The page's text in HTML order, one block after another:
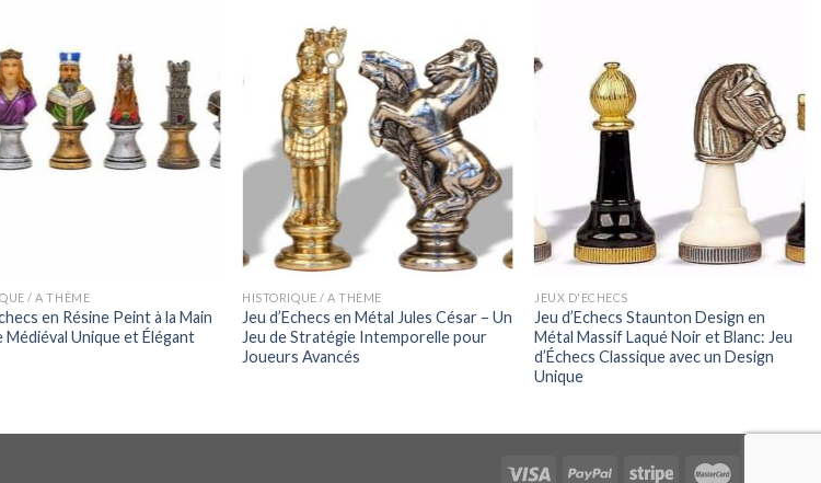
/ A THÈME
en Résine Peint à la Main
Médiéval Unique et Élégant
HISTORIQUE / A THÈME
Jeu d’Echecs en Métal Jules César – Un
Jeu de Stratégie Intemporelle pour
Joueurs Avancés
JEUX D'ECHECS
Jeu d’Echecs Staunton Design en
Métal Massif Laqué Noir et Blanc: Jeu
d’Échecs Classique avec un Design
Unique